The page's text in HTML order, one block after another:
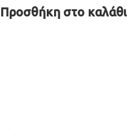
Προσθήκη στο καλάθι